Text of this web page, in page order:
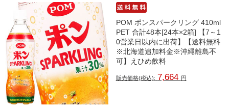
POM ポンスパークリング 410ml
PET 合計48本[24本×2箱] 【7～1
0営業日以内に出荷】【送料無料
※北海道追加料金※沖縄離島不
可】えひめ飲料
販売価格(税込): 7,664 円